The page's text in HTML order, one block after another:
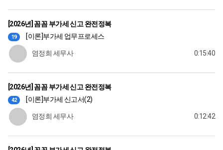
[2026년] 꼼꼼 부가세 신고 완전정복
19 [이론]부가세 업무프로세스
염정희 세무사 0:15:40
[2026년] 꼼꼼 부가세 신고 완전정복
42 [이론]부가세 신고서(2)
염정희 세무사 0:12:42